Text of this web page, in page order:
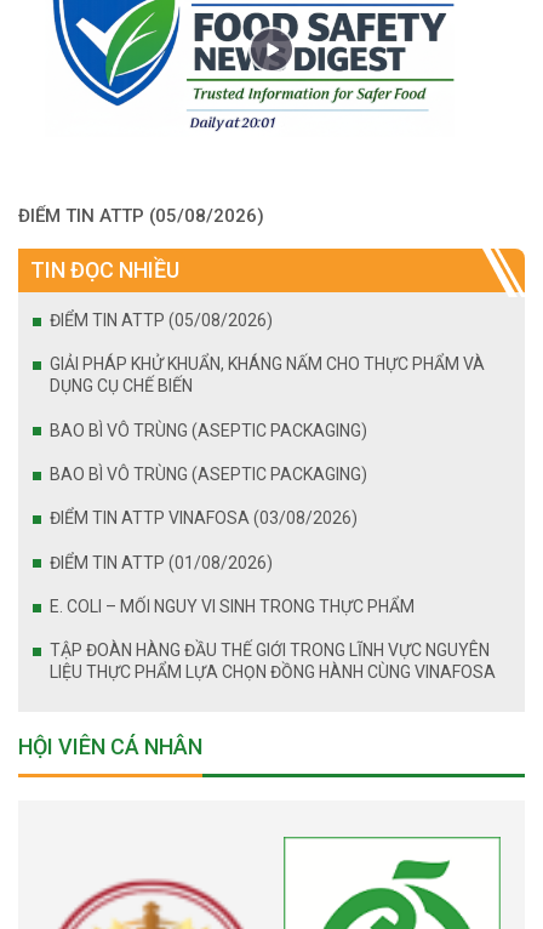
ĐIỂM TIN ATTP (05/08/2026)
TIN ĐỌC NHIỀU
ĐIỂM TIN ATTP (05/08/2026)
GIẢI PHÁP KHỬ KHUẨN, KHÁNG NẤM CHO THỰC PHẨM VÀ
DỤNG CỤ CHẾ BIẾN
BAO BÌ VÔ TRÙNG (ASEPTIC PACKAGING)
BAO BÌ VÔ TRÙNG (ASEPTIC PACKAGING)
ĐIỂM TIN ATTP VINAFOSA (03/08/2026)
ĐIỂM TIN ATTP (01/08/2026)
E. COLI – MỐI NGUY VI SINH TRONG THỰC PHẨM
TẬP ĐOÀN HÀNG ĐẦU THẾ GIỚI TRONG LĨNH VỰC NGUYÊN
LIỆU THỰC PHẨM LỰA CHỌN ĐỒNG HÀNH CÙNG VINAFOSA
HỘI VIÊN CÁ NHÂN